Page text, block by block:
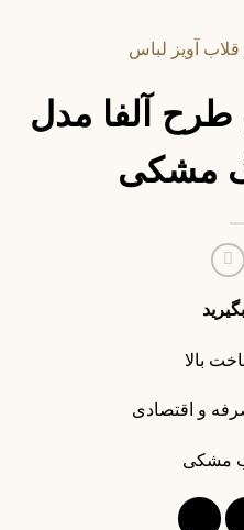
قلاب آویز لباس
طرح آلفا مدل
بالا
و اقتصادی
مشکی